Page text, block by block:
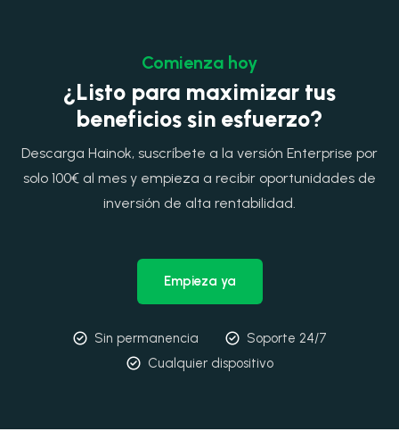
Comienza hoy
¿Listo para maximizar tus
beneficios sin esfuerzo?
Descarga Hainok, suscríbete a la versión Enterprise por
solo 100€ al mes y empieza a recibir oportunidades de
inversión de alta rentabilidad.
Empieza ya
Sin permanencia
Soporte 24/7
Cualquier dispositivo